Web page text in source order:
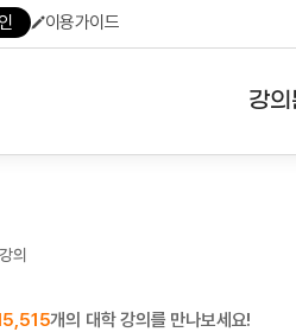
이용가이드
강
의
개의 대학 강의를 만나보세요!